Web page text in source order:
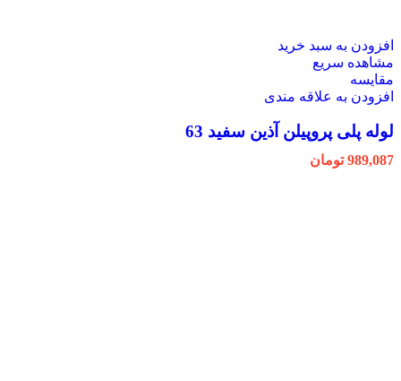
افزودن به سبد خرید
مشاهده سریع
مقایسه
افزودن به علاقه مندی
لوله پلی پروپیلن آذین سفید 63
989,087 تومان